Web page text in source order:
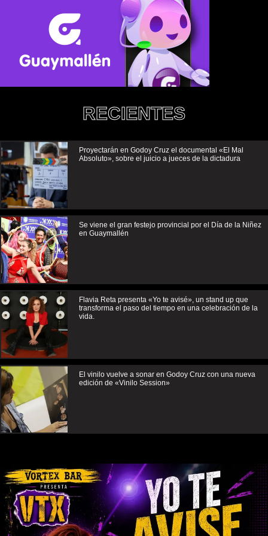
RECIENTES
Proyectarán en Godoy Cruz el documental «El Mal
Absoluto», sobre el juicio a jueces de la dictadura
Se viene el gran festejo provincial por el Día de la Niñez
en Guaymallén
Flavia Reta presenta «Yo te avisé», un stand up que
transforma el paso del tiempo en una celebración de la
vida.
El vinilo vuelve a sonar en Godoy Cruz con una nueva
edición de «Vinilo Session»